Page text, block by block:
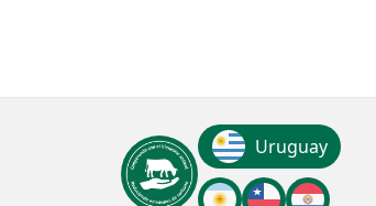
Uruguay